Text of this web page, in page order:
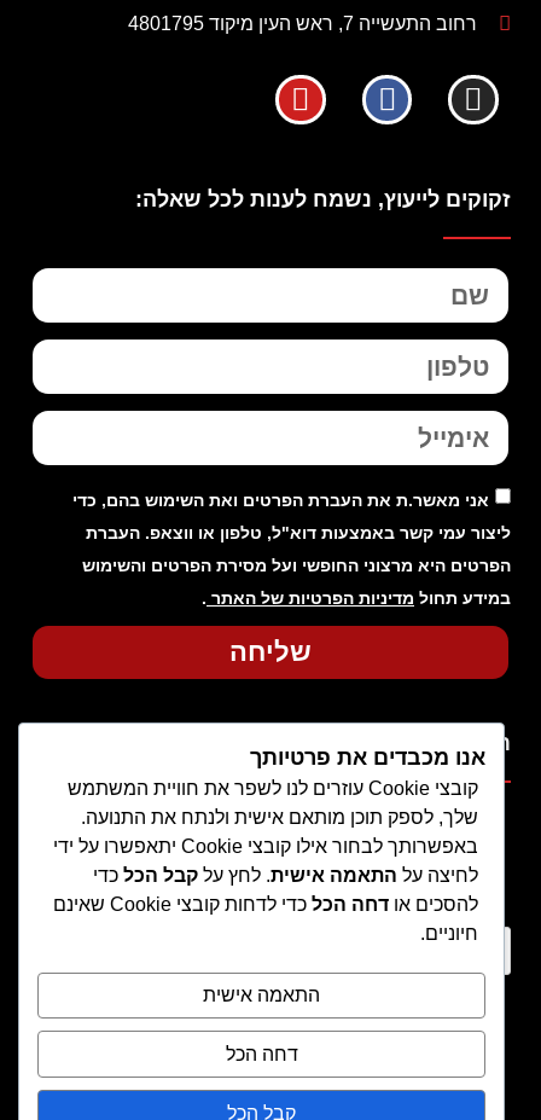
רחוב התעשייה 7, ראש העין מיקוד 4801795
זקוקים לייעוץ, נשמח לענות לכל שאלה:
אני מאשר.ת את העברת הפרטים ואת השימוש בהם, כדי
ליצור עמי קשר באמצעות דוא"ל, טלפון או ווצאפ. העברת
הפרטים היא מרצוני החופשי ועל מסירת הפרטים והשימוש
במידע תחול מדיניות הפרטיות של האתר .
שליחה
תפריט
אנו מכבדים את פרטיותך
קובצי Cookie עוזרים לנו לשפר את חוויית המשתמש
שלך, לספק תוכן מותאם אישית ולנתח את התנועה.
באפשרותך לבחור אילו קובצי Cookie יתאפשרו על ידי
לחיצה על התאמה אישית. לחץ על קבל הכלכדי
להסכים או דחה הכל
כדי לדחות קובצי Cookie שאינם
חיוניים.
התאמה אישית
דחה הכל
קבל הכל